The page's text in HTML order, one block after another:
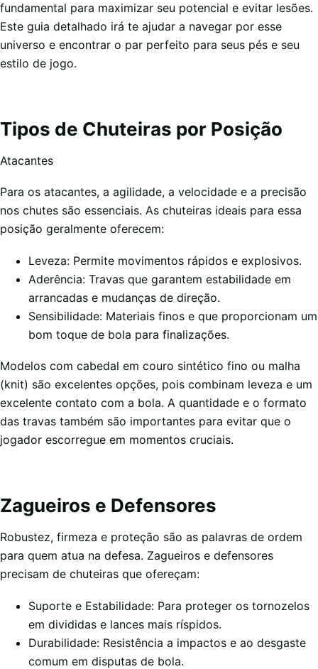
fundamental para maximizar seu potencial e evitar lesões.
Este guia detalhado irá te ajudar a navegar por esse
universo e encontrar o par perfeito para seus pés e seu
estilo de jogo.
Tipos de Chuteiras por Posição
Atacantes
Para os atacantes, a agilidade, a velocidade e a precisão
nos chutes são essenciais. As chuteiras ideais para essa
posição geralmente oferecem:
Leveza: Permite movimentos rápidos e explosivos.
Aderência: Travas que garantem estabilidade em
arrancadas e mudanças de direção.
Sensibilidade: Materiais finos e que proporcionam um
bom toque de bola para finalizações.
Modelos com cabedal em couro sintético fino ou malha
(knit) são excelentes opções, pois combinam leveza e um
excelente contato com a bola. A quantidade e o formato
das travas também são importantes para evitar que o
jogador escorregue em momentos cruciais.
Zagueiros e Defensores
Robustez, firmeza e proteção são as palavras de ordem
para quem atua na defesa. Zagueiros e defensores
precisam de chuteiras que ofereçam:
Suporte e Estabilidade: Para proteger os tornozelos
em divididas e lances mais ríspidos.
Durabilidade: Resistência a impactos e ao desgaste
comum em disputas de bola.